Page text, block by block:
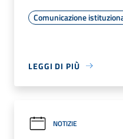
Comunicazione
LEGGI DI PIÙ
NOTIZIE